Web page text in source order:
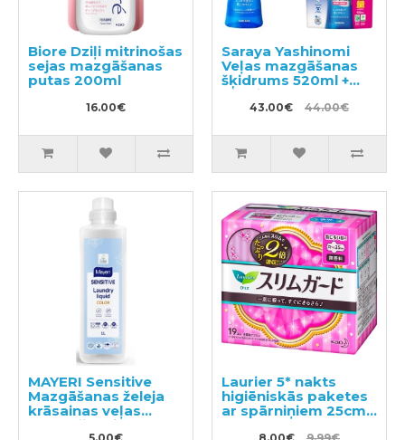
Biore Dziļi mitrinošas
sejas mazgāšanas
putas 200ml
16.00€
Saraya Yashinomi
Veļas mazgāšanas
šķidrums 520ml +
pildviela 950ml
43.00€ 44.00€
MAYERI Sensitive
Mazgāšanas želeja
krāsainas veļas
mazgāšanai 1l
Laurier 5* nakts
higiēniskās paketes
ar spārniņiem 25cm